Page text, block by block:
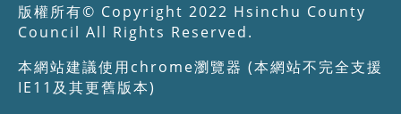
版權所有© Copyright 2022 Hsinchu County
Council All Rights Reserved.
本網站建議使用chrome瀏覽器 (本網站不完全支援
IE11及其更舊版本)